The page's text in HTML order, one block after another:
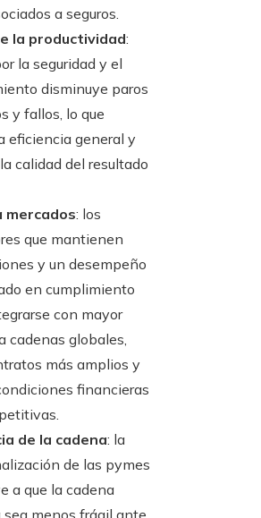
a seguros.
la productividad:
la seguridad y el
disminuye paros
y fallos, lo que
eficiencia general y
calidad del resultado
mercados: los
que mantienen
y un desempeño
en cumplimiento
con mayor
cadenas globales,
más amplios y
financieras
de la cadena: la
de las pymes
a que la cadena